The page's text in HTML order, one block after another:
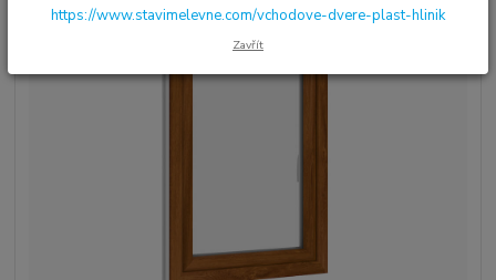
https://www.stavimelevne.com/vchodove-dvere-plast-hlinik
Zavřít